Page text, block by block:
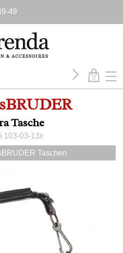
49
0
Tasche
103-03-13x
Taschen